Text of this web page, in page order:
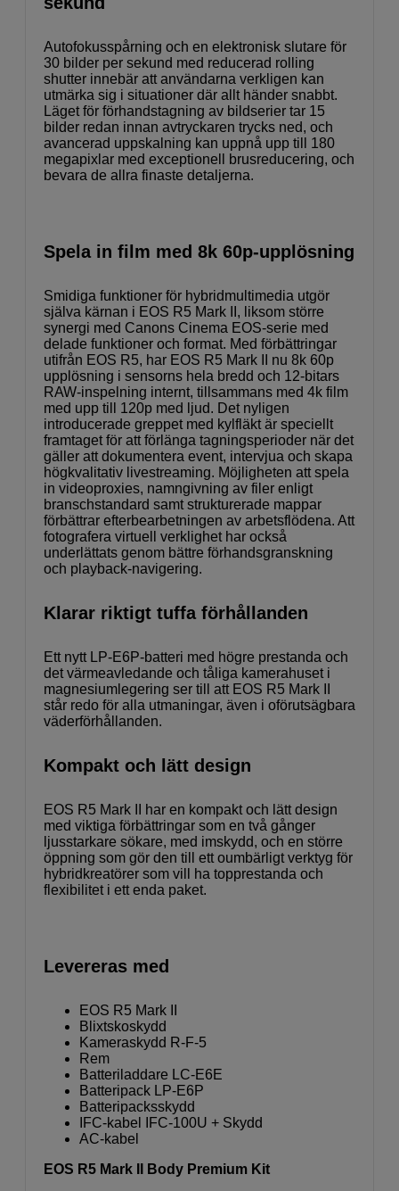
Autofokusspårning och en elektronisk slutare för
30 bilder per sekund med reducerad rolling
shutter innebär att användarna verkligen kan
utmärka sig i situationer där allt händer snabbt.
Läget för förhandstagning av bildserier tar 15
bilder redan innan avtryckaren trycks ned, och
avancerad uppskalning kan uppnå upp till 180
megapixlar med exceptionell brusreducering, och
bevara de allra finaste detaljerna.
Spela in film med 8k 60p-upplösning
Smidiga funktioner för hybridmultimedia utgör
själva kärnan i EOS R5 Mark II, liksom större
synergi med Canons Cinema EOS-serie med
delade funktioner och format. Med förbättringar
utifrån EOS R5, har EOS R5 Mark II nu 8k 60p
upplösning i sensorns hela bredd och 12-bitars
RAW-inspelning internt, tillsammans med 4k film
med upp till 120p med ljud. Det nyligen
introducerade greppet med kylfläkt är speciellt
framtaget för att förlänga tagningsperioder när det
gäller att dokumentera event, intervjua och skapa
högkvalitativ livestreaming. Möjligheten att spela
in videoproxies, namngivning av filer enligt
branschstandard samt strukturerade mappar
förbättrar efterbearbetningen av arbetsflödena. Att
fotografera virtuell verklighet har också
underlättats genom bättre förhandsgranskning
och playback-navigering.
Klarar riktigt tuffa förhållanden
Ett nytt LP-E6P-batteri med högre prestanda och
det värmeavledande och tåliga kamerahuset i
magnesiumlegering ser till att EOS R5 Mark II
står redo för alla utmaningar, även i oförutsägbara
väderförhållanden.
Kompakt och lätt design
EOS R5 Mark II har en kompakt och lätt design
med viktiga förbättringar som en två gånger
ljusstarkare sökare, med imskydd, och en större
öppning som gör den till ett oumbärligt verktyg för
hybridkreatörer som vill ha topprestanda och
flexibilitet i ett enda paket.
Levereras med
EOS R5 Mark II
Blixtskoskydd
Kameraskydd R-F-5
Rem
Batteriladdare LC-E6E
Batteripack LP-E6P
Batteripacksskydd
IFC-kabel IFC-100U + Skydd
AC-kabel
EOS R5 Mark II Body Premium Kit